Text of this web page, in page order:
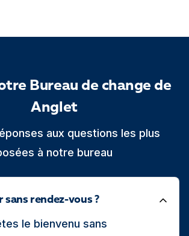
Bureau de change de
Anglet
aux questions les plus
à notre bureau
sans rendez-vous ?
le bienvenu sans